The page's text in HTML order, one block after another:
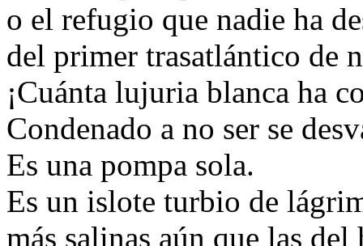
o el refugio que nadie ha
del primer trasatlántico de
¡Cuánta lujuria blanca ha
Condenado a no ser se
Es una pompa sola.
Es un islote turbio de
más salinas aún que las del